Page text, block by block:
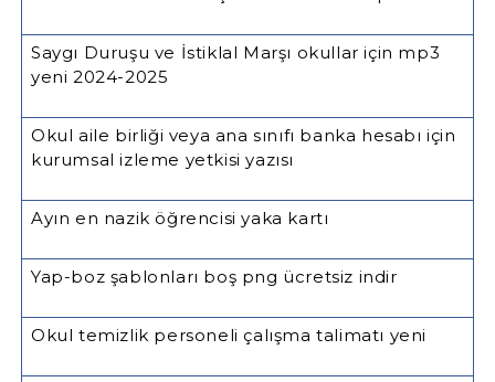
Saygı Duruşu ve İstiklal Marşı okullar için mp3
yeni 2024-2025
Okul aile birliği veya ana sınıfı banka hesabı için
kurumsal izleme yetkisi yazısı
Ayın en nazik öğrencisi yaka kartı
Yap-boz şablonları boş png ücretsiz indir
Okul temizlik personeli çalışma talimatı yeni